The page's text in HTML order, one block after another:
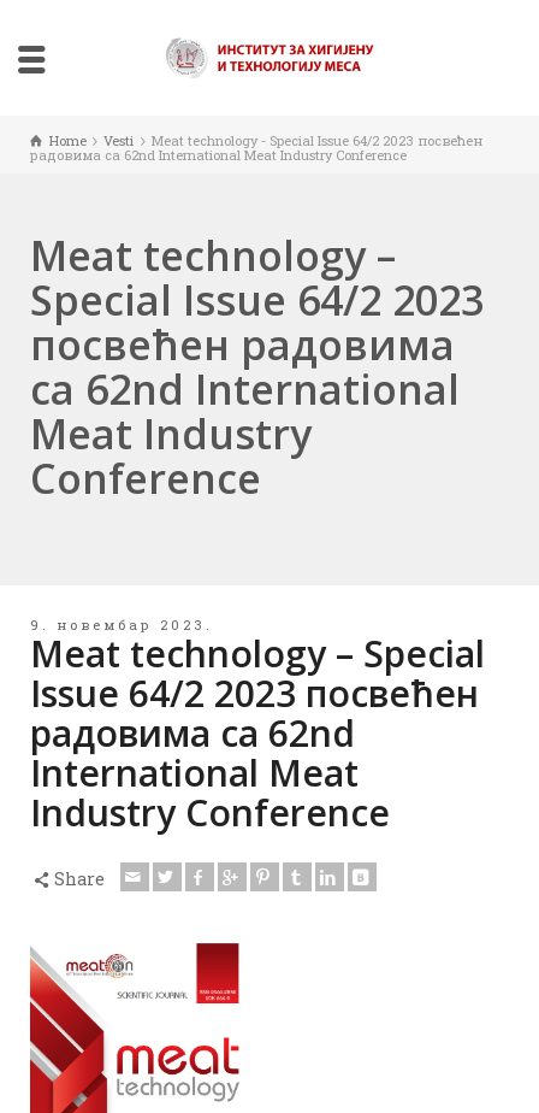
Home Vesti
Меat technology - Special Issue 64/2 2023 посвећен
радовима са 62nd International Meat Industry Conference
Меat technology –
Special Issue 64/2 2023
посвећен радовима
са 62nd International
Meat Industry
Conference
9. новембар 2023.
Меat technology – Special
Issue 64/2 2023 посвећен
радовима са 62nd
International Meat
Industry Conference
Share